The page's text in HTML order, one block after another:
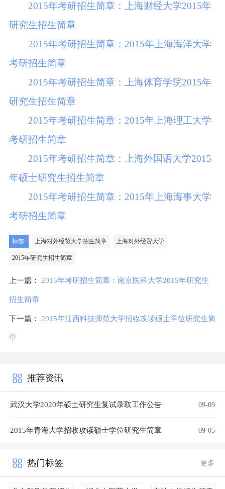
2015年考研招生简章：上海财经大学2015年
研究生招生简章
2015年考研招生简章：2015年上海海洋大学
考研招生简章
2015年考研招生简章：上海体育学院2015年
研究生招生简章
2015年考研招生简章：2015年上海理工大学
考研招生简章
2015年考研招生简章：上海外国语大学2015
年硕士研究生招生简章
2015年考研招生简章：2015年上海海事大学
考研招生简章
标签: 上海对外经贸大学招生简章 上海对外经贸大学
2015年研究生招生简章
上一篇： 2015年考研招生简章：南京医科大学2015年研究生
招生简章
下一篇： 2015年江西科技师范大学招收攻读硕士学位研究生简
章
推荐资讯
武汉大学2020年硕士研究生复试录取工作公告 09-09
2015年青海大学招收攻读硕士学位研究生简章 09-05
热门标签 更多